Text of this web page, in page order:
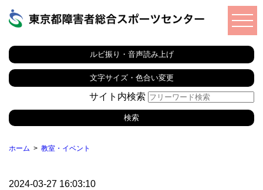
ルビ振り・音声読み上げ
文字サイズ・色合い変更
サイト内検索
ホーム 教室・イベント
2024-03-27 16:03:10